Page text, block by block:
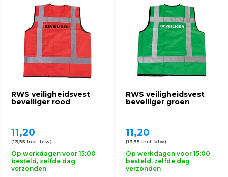
RWS veiligheidsvest
beveiliger rood
11,20
(13,55 Incl. btw)
Op werkdagen voor 15:00
besteld, zelfde dag
verzonden
RWS veiligheidsvest
beveiliger groen
11,20
(13,55 Incl. btw)
Op werkdagen voor 15:00
besteld, zelfde dag
verzonden